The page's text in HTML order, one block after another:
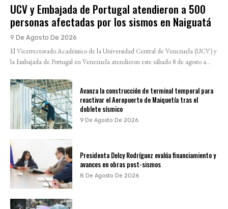
UCV y Embajada de Portugal atendieron a 500
personas afectadas por los sismos en Naiguatá
9 De Agosto De 2026
El Vicerrectorado Académico de la Universidad Central de Venezuela (UCV) y
la Embajada de Portugal en Venezuela atendieron este sábado 8 de agosto a...
Avanza la construcción de terminal temporal para
reactivar el Aeropuerto de Maiquetía tras el
doblete sísmico
9 De Agosto De 2026
Presidenta Delcy Rodríguez evalúa financiamiento y
avances en obras post-sismos
8 De Agosto De 2026